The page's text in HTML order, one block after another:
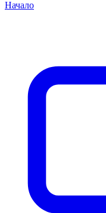
Начало